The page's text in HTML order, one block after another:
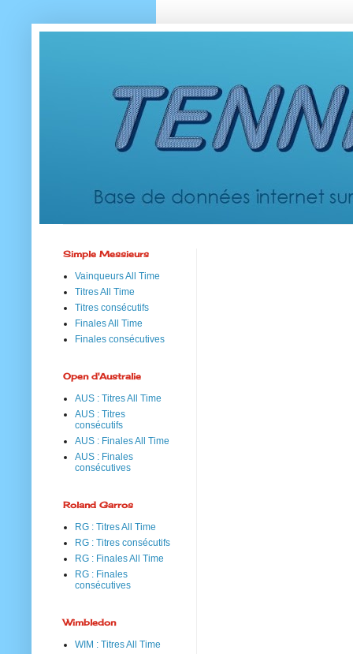
Simple Messieurs
Vainqueurs All Time
Titres All Time
Titres consécutifs
Finales All Time
Finales consécutives
Open d'Australie
AUS : Titres All Time
AUS : Titres
consécutifs
AUS : Finales All Time
AUS : Finales
consécutives
Roland Garros
RG : Titres All Time
RG : Titres consécutifs
RG : Finales All Time
RG : Finales
consécutives
Wimbledon
WIM : Titres All Time